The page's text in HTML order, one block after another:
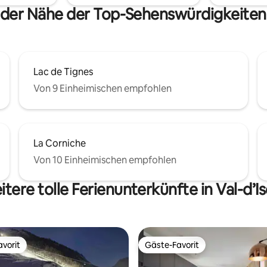
Nähe der Top-Sehenswürdigkeiten
Lac de Tignes
Von 9 Einheimischen empfohlen
La Corniche
Von 10 Einheimischen empfohlen
tolle Ferienunterkünfte in Val-
Gäste-Favorit
Gäste-Favorit